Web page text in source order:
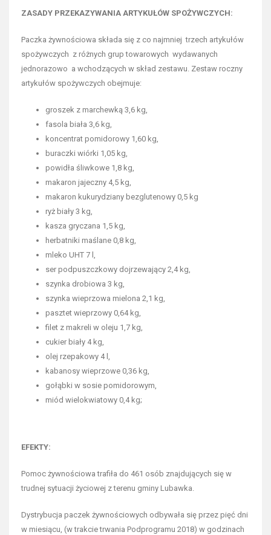
ZASADY PRZEKAZYWANIA ARTYKUŁÓW SPOŻYWCZYCH:
Paczka żywnościowa składa się z co najmniej trzech artykułów
spożywczych z różnych grup towarowych wydawanych
jednorazowo a wchodzących w skład zestawu. Zestaw roczny
artykułów spożywczych obejmuje:
groszek z marchewką 3,6 kg,
fasola biała 3,6 kg,
koncentrat pomidorowy 1,60 kg,
buraczki wiórki 1,05 kg,
powidła śliwkowe 1,8 kg,
makaron jajeczny 4,5 kg,
makaron kukurydziany bezglutenowy 0,5 kg
ryż biały 3 kg,
kasza gryczana 1,5 kg,
herbatniki maślane 0,8 kg,
mleko UHT 7 l,
ser podpuszczkowy dojrzewający 2,4 kg,
szynka drobiowa 3 kg,
szynka wieprzowa mielona 2,1 kg,
pasztet wieprzowy 0,64 kg,
filet z makreli w oleju 1,7 kg,
cukier biały 4 kg,
olej rzepakowy 4 l,
kabanosy wieprzowe 0,36 kg,
gołąbki w sosie pomidorowym,
miód wielokwiatowy 0,4 kg;
EFEKTY:
Pomoc żywnościowa trafiła do 461 osób znajdujących się w
trudnej sytuacji życiowej z terenu gminy Lubawka.
Dystrybucja paczek żywnościowych odbywała się przez pięć dni
w miesiącu, (w trakcie trwania Podprogramu 2018) w godzinach